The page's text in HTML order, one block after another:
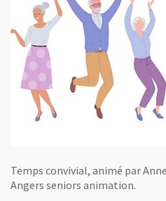
Temps convivial, animé par
Angers seniors animation.